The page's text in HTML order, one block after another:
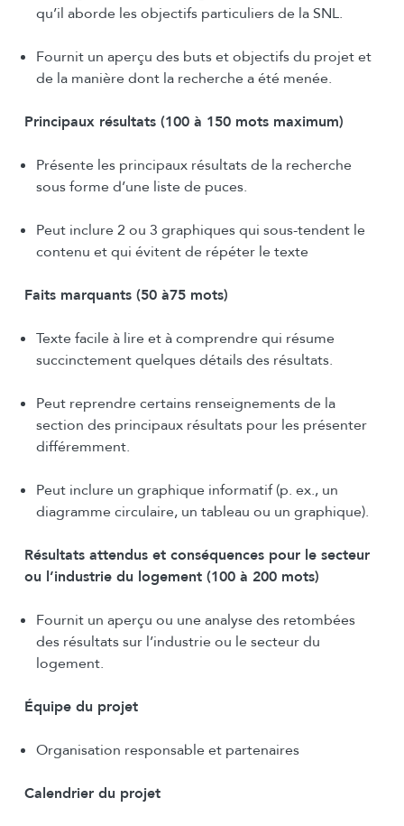
qu’il aborde les objectifs particuliers de la SNL.
Fournit un aperçu des buts et objectifs du projet et
de la manière dont la recherche a été menée.
Principaux résultats (100 à 150 mots maximum)
Présente les principaux résultats de la recherche
sous forme d’une liste de puces.
Peut inclure 2 ou 3 graphiques qui sous-tendent le
contenu et qui évitent de répéter le texte
Faits marquants (50 à75 mots)
Texte facile à lire et à comprendre qui résume
succinctement quelques détails des résultats.
Peut reprendre certains renseignements de la
section des principaux résultats pour les présenter
différemment.
Peut inclure un graphique informatif (p. ex., un
diagramme circulaire, un tableau ou un graphique).
Résultats attendus et conséquences pour le secteur
ou l’industrie du logement (100 à 200 mots)
Fournit un aperçu ou une analyse des retombées
des résultats sur l’industrie ou le secteur du
logement.
Équipe du projet
Organisation responsable et partenaires
Calendrier du projet